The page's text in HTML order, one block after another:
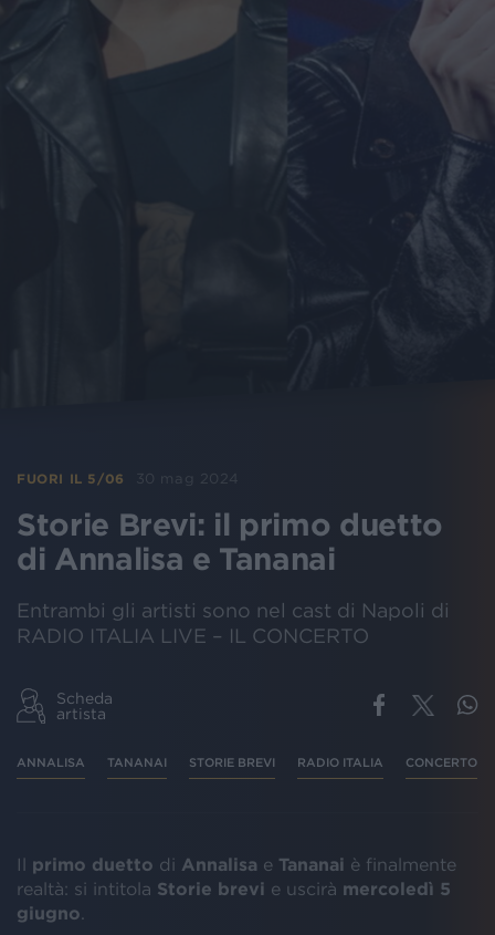
FUORI IL 5/06 30 mag 2024
Storie Brevi: il primo duetto
di Annalisa e Tananai
Entrambi gli artisti sono nel cast di Napoli di
RADIO ITALIA LIVE – IL CONCERTO
Scheda
artista
ANNALISA TANANAI STORIE BREVI RADIO ITALIA CONCERTO
Il primo duetto di Annalisa e Tananai è finalmente
realtà: si intitola Storie brevi e uscirà mercoledì 5
giugno